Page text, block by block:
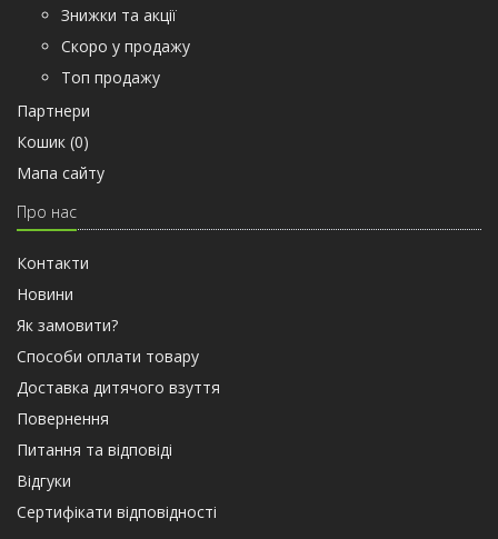
Знижки та акції
Скоро у продажу
Топ продажу
Партнери
Кошик (0)
Мапа сайту
Про нас
Контакти
Новини
Як замовити?
Способи оплати товару
Доставка дитячого взуття
Повернення
Питання та відповіді
Відгуки
Сертифiкати вiдповiдностi